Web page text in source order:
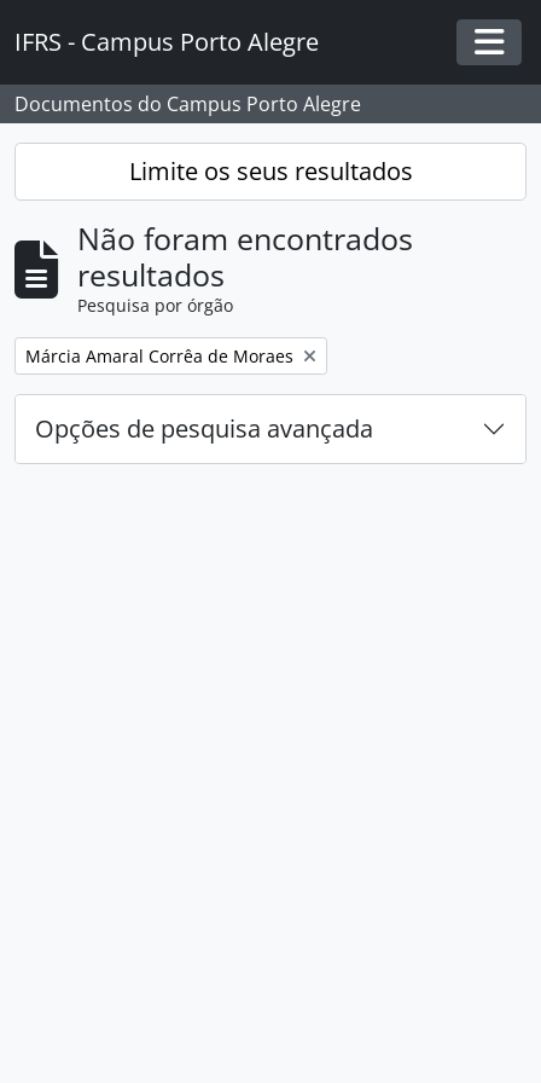
IFRS - Campus Porto Alegre
Documentos do Campus Porto Alegre
Limite os seus resultados
Não foram encontrados
resultados
Pesquisa por órgão
Remover filtro:
Márcia Amaral Corrêa de Moraes
Opções de pesquisa avançada